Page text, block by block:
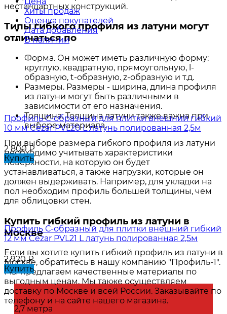
нестандартных конструкций.
Типы гибкого профиля из латуни могут
отличаться по
Форма. Он может иметь различную форму:
круглую, квадратную, прямоугольную, l-
образную, t-образную, z-образную и т.д.
Размеры. Размеры - ширина, длина профиля
из латуни могут быть различными в
зависимости от его назначения.
Толщина. Толщина латуни также важна при
выборе материала.
При выборе размера гибкого профиля из латуни
необходимо учитывать характеристики
поверхности, на которую он будет
устанавливаться, а также нагрузки, которые он
должен выдерживать. Например, для укладки на
пол необходим профиль большей толщины, чем
для облицовки стен.
Купить гибкий профиль из латуни в
Москве
Если вы хотите купить гибкий профиль из латуни в
Москве, обратитесь в нашу компанию "Профиль-1".
Мы предлагаем качественные материалы по
выгодным ценам. Мы также осуществляем
доставку по Москве и всей России. Заказывайте по
телефону и на сайте нашего магазина.
Хиты продаж
Оценка покупателей
Дата добавления
В наличии
Профиль С-образный для плитки внешний гибкий
10 мм Cezar PVL20 L латунь полированная 2,5м
2 800₽
Купить
Профиль С-образный для плитки внешний гибкий
12 мм Cezar PVL21 L латунь полированная 2,5м
2 920₽
Купить
2,7 метра